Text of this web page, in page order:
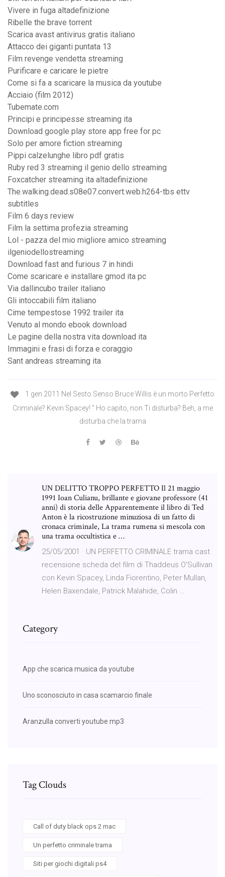
Vivere in fuga altadefinizione
Ribelle the brave torrent
Scarica avast antivirus gratis italiano
Attacco dei giganti puntata 13
Film revenge vendetta streaming
Purificare e caricare le pietre
Come si fa a scaricare la musica da youtube
Acciaio (film 2012)
Tubemate.com
Principi e principesse streaming ita
Download google play store app free for pc
Solo per amore fiction streaming
Pippi calzelunghe libro pdf gratis
Ruby red 3 streaming il genio dello streaming
Foxcatcher streaming ita altadefinizione
The.walking.dead.s08e07.convert.web.h264-tbs ettv
subtitles
Film 6 days review
Film la settima profezia streaming
Lol - pazza del mio migliore amico streaming
ilgeniodellostreaming
Download fast and furious 7 in hindi
Come scaricare e installare gmod ita pc
Via dallincubo trailer italiano
Gli intoccabili film italiano
Cime tempestose 1992 trailer ita
Venuto al mondo ebook download
Le pagine della nostra vita download ita
Immagini e frasi di forza e coraggio
Sant andreas streaming ita
1 gen 2011 Nel Sesto Senso Bruce Willis è un morto Perfetto
Criminale? Kevin Spacey! '' Ho capito, non Ti disturba? Beh, a me
disturba che la trama
UN DELITTO TROPPO PERFETTO Il 21 maggio
1991 Ioan Culianu, brillante e giovane professore (41
anni) di storia delle Apparentemente il libro di Ted
Anton è la ricostruzione minuziosa di un fatto di
cronaca criminale, La trama rumena si mescola con
una trama occultistica e …
25/05/2001 · UN PERFETTO CRIMINALE trama cast
recensione scheda del film di Thaddeus O'Sullivan
con Kevin Spacey, Linda Fiorentino, Peter Mullan,
Helen Baxendale, Patrick Malahide, Colin …
Category
App che scarica musica da youtube
Uno sconosciuto in casa scamarcio finale
Aranzulla converti youtube mp3
Tag Clouds
Call of duty black ops 2 mac
Un perfetto criminale trama
Siti per giochi digitali ps4